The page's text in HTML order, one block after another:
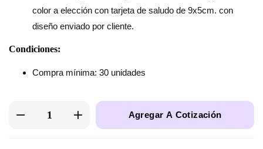
color a elección con tarjeta de saludo de 9x5cm. con
diseño enviado por cliente.
Condiciones:
Compra mínima: 30 unidades
Agregar A Cotización